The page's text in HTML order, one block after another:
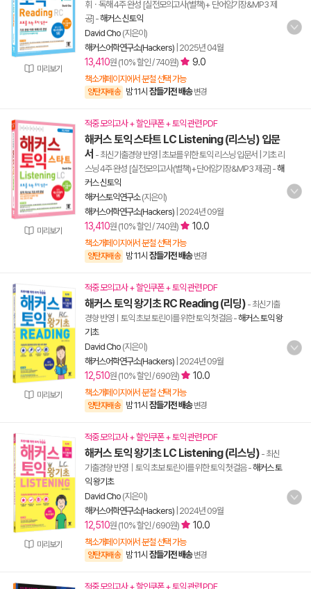
미리보기
휘ㆍ독해 4주 완성 [실전모의고사(별책)+ 단어암기장&MP3 제
공] -해커스 신토익
David Cho (지은이)
해커스어학연구소(Hackers) 2025년 04월
13,410원 (10% 할인 / 740원) 9.0
책소개페이지에서 분철 선택 가능
양탄자배송 밤 11시 잠들기전 배송 변경
미리보기
적중 모의고사 + 할인쿠폰 + 토익 관련 PDF
해커스 토익 스타트 LC Listening (리스닝) 입문
서 - 최신기출경향 반영 | 초보를 위한 토익 리스닝 입문서 | 기초 리
스닝 4주 완성 [실전모의고사(별책)+단어암기장&MP3 제공] -해
커스 신토익
해커스토익연구소(지은이)
해커스어학연구소(Hackers) 2024년 09월
13,410원 (10% 할인 / 740원) 10.0
책소개페이지에서 분철 선택 가능
양탄자배송 밤 11시 잠들기전 배송 변경
미리보기
적중 모의고사 + 할인쿠폰 + 토익 관련 PDF
해커스 토익 왕기초 RC Reading (리딩) - 최신기출
경향 반영ㅣ토익 초보 토린이를 위한 토익 첫걸음-해커스 토익 왕
기초
David Cho (지은이)
해커스어학연구소(Hackers) 2024년 09월
12,510원 (10% 할인 / 690원) 10.0
책소개페이지에서 분철 선택 가능
양탄자배송 밤 11시 잠들기전 배송 변경
미리보기
적중 모의고사 + 할인쿠폰 + 토익 관련 PDF
해커스 토익 왕기초 LC Listening (리스닝) - 최신
기출경향 반영｜토익 초보 토린이를 위한 토익 첫걸음-해커스 토
익 왕기초
David Cho (지은이)
해커스어학연구소(Hackers) 2024년 09월
12,510원 (10% 할인 / 690원) 10.0
책소개페이지에서 분철 선택 가능
양탄자배송 밤 11시 잠들기전 배송 변경
적중 모의고사 + 할인쿠폰 + 토익 관련 PDF